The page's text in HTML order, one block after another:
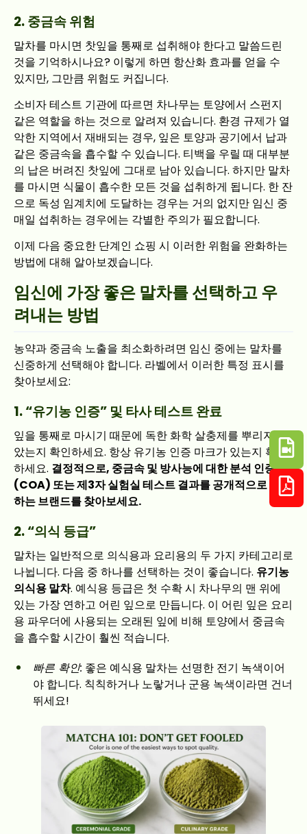
2. 중금속 위험
말차를 마시면 찻잎을 통째로 섭취해야 한다고 말씀드린
것을 기억하시나요? 이렇게 하면 항산화 효과를 얻을 수
있지만, 그만큼 위험도 커집니다.
소비자 테스트 기관에 따르면 차나무는 토양에서 스펀지
같은 역할을 하는 것으로 알려져 있습니다. 환경 규제가 열
악한 지역에서 재배되는 경우, 잎은 토양과 공기에서 납과
같은 중금속을 흡수할 수 있습니다. 티백을 우릴 때 대부분
의 납은 버려진 찻잎에 그대로 남아 있습니다. 하지만 말차
를 마시면 식물이 흡수한 모든 것을 섭취하게 됩니다. 한 잔
으로 독성 임계치에 도달하는 경우는 거의 없지만 임신 중
매일 섭취하는 경우에는 각별한 주의가 필요합니다.
이제 다음 중요한 단계인 쇼핑 시 이러한 위험을 완화하는
방법에 대해 알아보겠습니다.
임신에 가장 좋은 말차를 선택하고 우
려내는 방법
농약과 중금속 노출을 최소화하려면 임신 중에는 말차를
신중하게 선택해야 합니다. 라벨에서 이러한 특정 표시를
찾아보세요:
1. “유기농 인증” 및 타사 테스트 완료
잎을 통째로 마시기 때문에 독한 화학 살충제를 뿌리지 않
았는지 확인하세요. 항상 유기농 인증 마크가 있는지 확인
하세요. 결정적으로, 중금속 및 방사능에 대한 분석 인증서
(COA) 또는 제3자 실험실 테스트 결과를 공개적으로 공유
하는 브랜드를 찾아보세요.
2. “의식 등급”
말차는 일반적으로 의식용과 요리용의 두 가지 카테고리로
나뉩니다. 다음 중 하나를 선택하는 것이 좋습니다. 유기농
의식용 말차. 예식용 등급은 첫 수확 시 차나무의 맨 위에
있는 가장 연하고 어린 잎으로 만듭니다. 이 어린 잎은 요리
용 파우더에 사용되는 오래된 잎에 비해 토양에서 중금속
을 흡수할 시간이 훨씬 적습니다.
빠른 확인: 좋은 예식용 말차는 선명한 전기 녹색이어
야 합니다. 칙칙하거나 노랗거나 군용 녹색이라면 건너
뛰세요!